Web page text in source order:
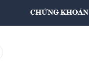
CHỨNG KHOÁN